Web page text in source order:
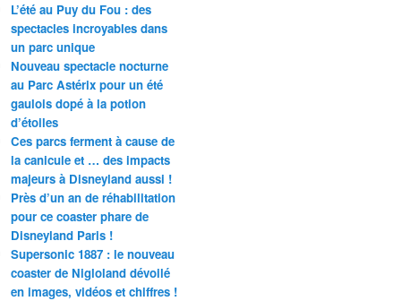
L’été au Puy du Fou : des
spectacles incroyables dans
un parc unique
Nouveau spectacle nocturne
au Parc Astérix pour un été
gaulois dopé à la potion
d’étoiles
Ces parcs ferment à cause de
la canicule et … des impacts
majeurs à Disneyland aussi !
Près d’un an de réhabilitation
pour ce coaster phare de
Disneyland Paris !
Supersonic 1887 : le nouveau
coaster de Nigloland dévoilé
en images, vidéos et chiffres !